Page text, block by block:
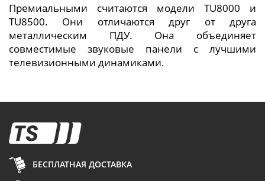
Премиальными считаются модели TU8000 и
TU8500. Они отличаются друг от друга
металлическим ПДУ. Она объединяет
совместимые звуковые панели с лучшими
телевизионными динамиками.
БЕСПЛАТНАЯ ДОСТАВКА